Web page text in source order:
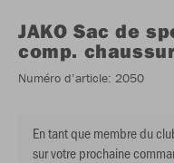
JAKO Sac de
comp.
Numéro d’article: 2050
En tant que membre du
sur votre prochaine